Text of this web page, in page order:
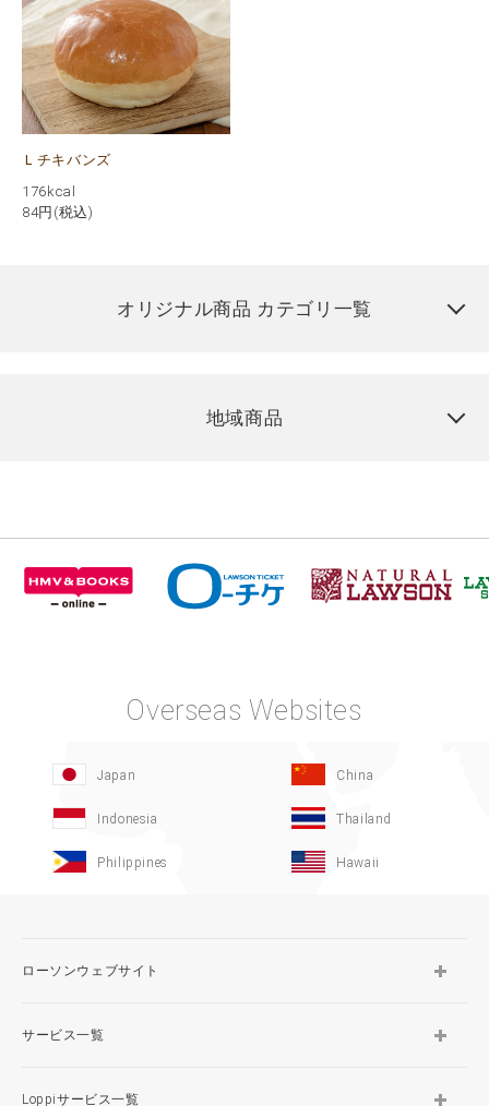
Ｌチキバンズ
176kcal
84円(税込)
オリジナル商品 カテゴリ一覧
地域商品
Overseas Websites
Japan China
Indonesia Thailand
Philippines Hawaii
ローソンウェブサイト
サービス一覧
Loppiサービス一覧